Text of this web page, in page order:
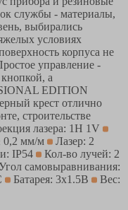
службы - материалы,
выбирались
условиях
корпуса не
управление -
а
EDITION
крест отлично
строительстве
лазера: 1H 1V
0,2 мм/м
Лазер: 2
IP54
Кол-во лучей: 2
самовыравнивания:
Батарея: 3х1.5В
Вес: